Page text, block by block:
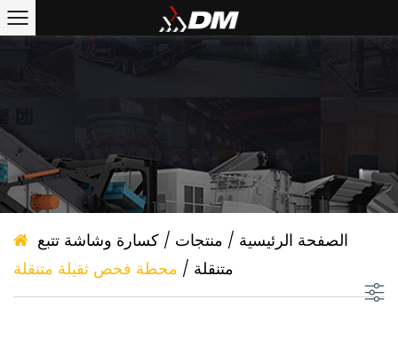
الصفحة الرئيسية / منتجات / كسارة وشاشة تتبع
متنقلة / محطة فحص ثقيلة متنقلة